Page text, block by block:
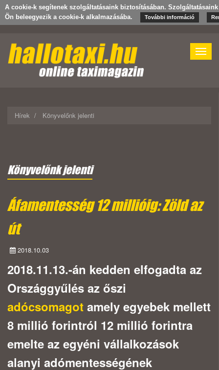
A cookie-k segítenek szolgáltatásaink biztosításában.
Ön beleegyezik a cookie-k alkalmazásába.
További információ
Toggle
Hírek Könyvelőnk jelenti
Könyvelőnk jelenti
Áfamentesség 12 millióig: Zöld az
út
2018.10.03
2018.11.13.-án kedden elfogadta az
Országgyűlés az őszi
adócsomagot amely egyebek mellett
8 millió forintról 12 millió forintra
emelte az egyéni vállalkozások
alanyi adómentességének